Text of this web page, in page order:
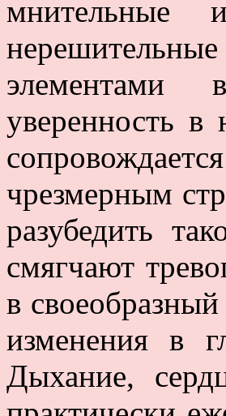
мнительные
элементами
уверенность в
чрезмерным
разубедить
смягчают
в
изменения в
Дыхание,